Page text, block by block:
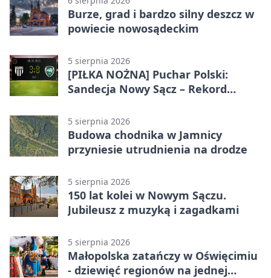
Burze, grad i bardzo silny deszcz w
powiecie nowosądeckim
5 sierpnia 2026
[PIŁKA NOŻNA] Puchar Polski:
Sandecja Nowy Sącz – Rekord
5 sierpnia 2026
Budowa chodnika w Jamnicy
przyniesie utrudnienia na drodze
5 sierpnia 2026
150 lat kolei w Nowym Sączu.
Jubileusz z muzyką i zagadkami
5 sierpnia 2026
Małopolska zatańczy w Oświęcimiu
- dziewięć regionów na jednej